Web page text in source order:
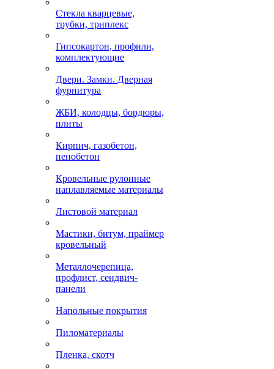
Стекла кварцевые,
трубки, триплекс
Гипсокартон, профили,
комплектующие
Двери. Замки. Дверная
фурнитура
ЖБИ, колодцы, бордюры,
плиты
Кирпич, газобетон,
пенобетон
Кровельные рулонные
наплавляемые материалы
Листовой материал
Мастики, битум, праймер
кровельный
Металлочерепица,
профлист, сендвич-
панели
Напольные покрытия
Пиломатериалы
Пленка, скотч